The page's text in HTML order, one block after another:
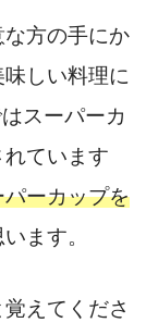
方の手にか
しい料理に
スーパーカ
ています
ーカップを
ます。
えてくださ